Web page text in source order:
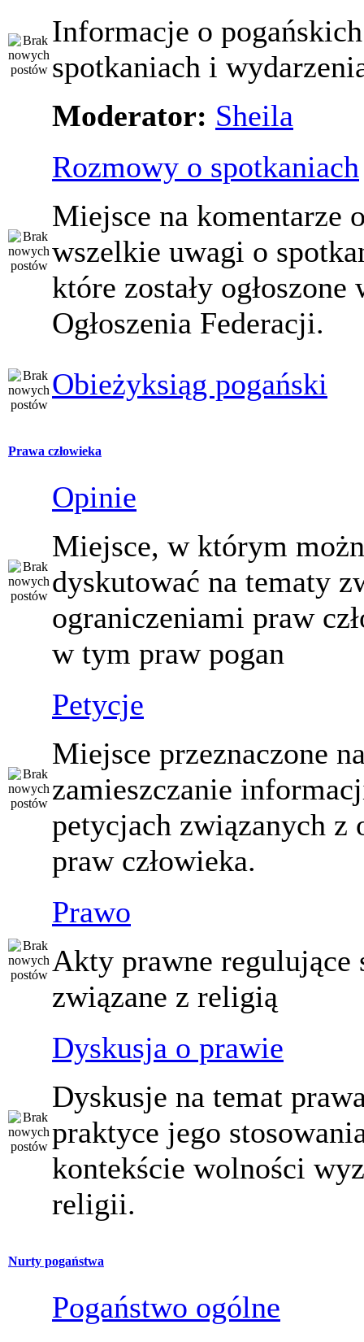
Informacje o pogańskich
spotkaniach i
Moderator: Sheila
Rozmowy o spotkaniach
Miejsce na komentarze
wszelkie uwagi o
które zostały ogłoszone
Ogłoszenia Federacji.
Obieżyksiąg pogański
Prawa człowieka
Opinie
Miejsce, w którym
dyskutować na tematy
ograniczeniami praw
w tym praw pogan
Petycje
Miejsce przeznaczone
zamieszczanie
petycjach związanych z
praw człowieka.
Prawo
Akty prawne regulujące
związane z religią
Dyskusja o prawie
Dyskusje na temat
praktyce jego
kontekście wolności
religii.
Nurty pogaństwa
Pogaństwo ogólne